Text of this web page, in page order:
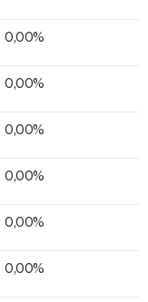
0,00%
0,00%
0,00%
0,00%
0,00%
0,00%